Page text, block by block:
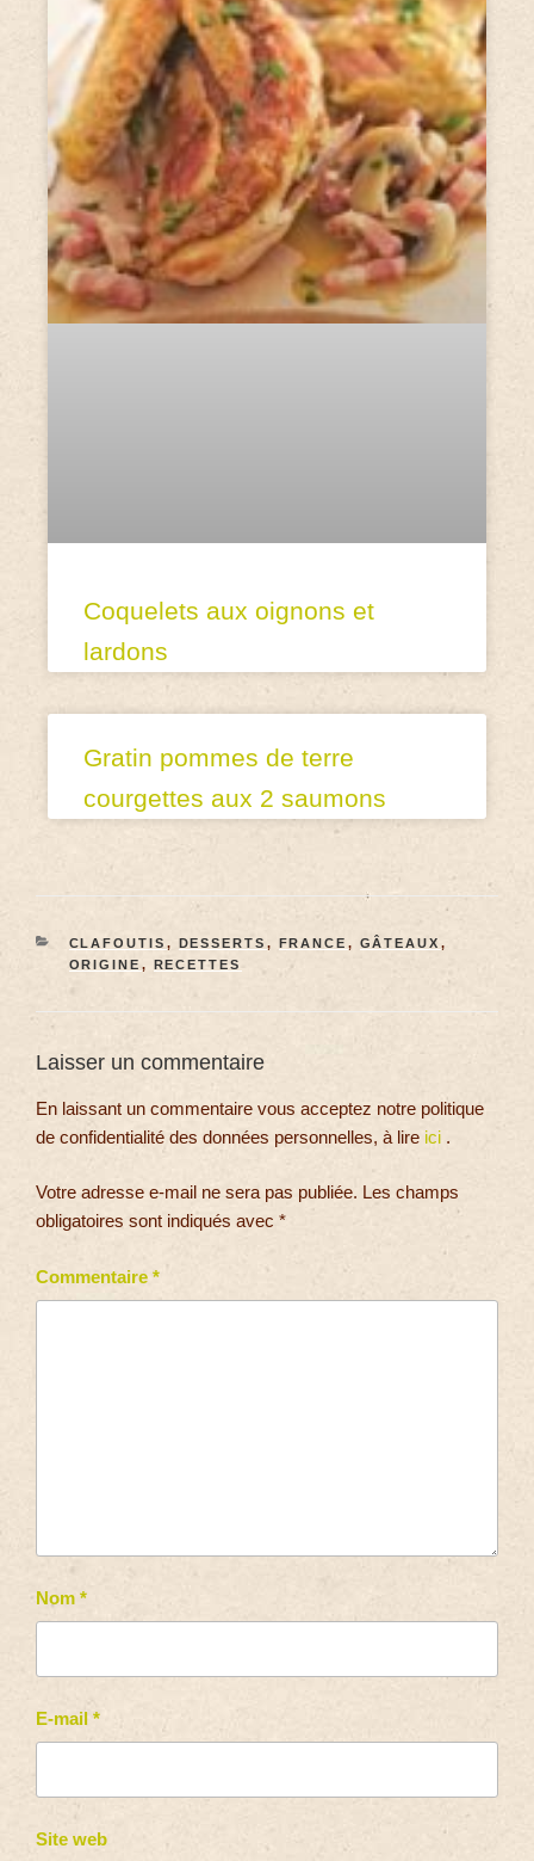
Coquelets aux oignons et
lardons
Gratin pommes de terre
courgettes aux 2 saumons
CLAFOUTIS , DESSERTS , FRANCE , GÂTEAUX ,
ORIGINE , RECETTES
Laisser un commentaire
En laissant un commentaire vous acceptez notre politique
de confidentialité des données personnelles, à lire ici .
Votre adresse e-mail ne sera pas publiée. Les champs
obligatoires sont indiqués avec *
Commentaire *
Nom *
E-mail *
Site web